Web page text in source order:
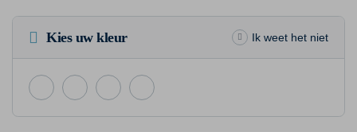
Kies uw kleur Ik weet het niet